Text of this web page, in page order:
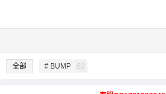
全部 # BUMP 62